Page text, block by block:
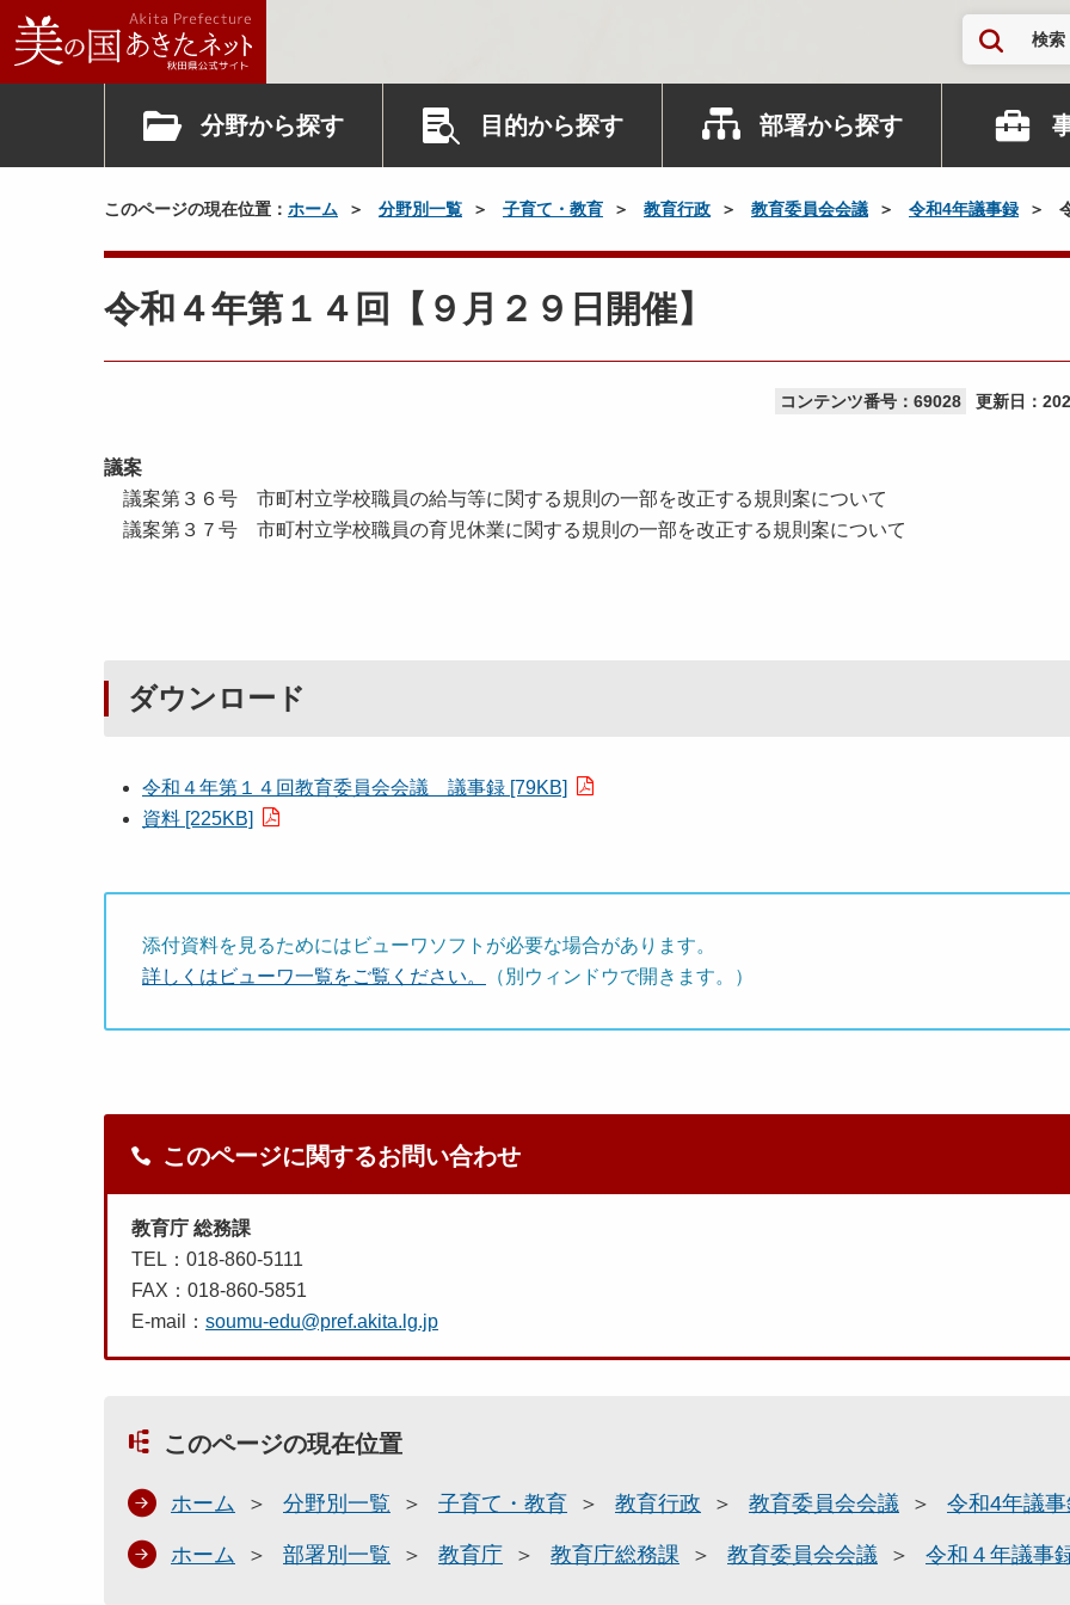
検索
分野から探す 目的から探す 部署から探す
このページの現在位置： ホーム 分野別一覧 子育て・教育 教育行政 教育委員会会議 令和4年議事録
令和４年第１４回【９月２９日開催】
コンテンツ番号：69028 更新日：
議案
議案第３６号 市町村立学校職員の給与等に関する規則の一部を改正する規則案について
議案第３７号 市町村立学校職員の育児休業に関する規則の一部を改正する規則案について
ダウンロード
令和４年第１４回教育委員会会議 議事録 [79KB]
資料 [225KB]
添付資料を見るためにはビューワソフトが必要な場合があります。
詳しくはビューワ一覧をご覧ください。
（別ウィンドウで開きます。）
このページに関するお問い合わせ
教育庁 総務課
TEL：018-860-5111
FAX：018-860-5851
E-mail： soumu-edu@pref.akita.lg.jp
このページの現在位置
ホーム 分野別一覧 子育て・教育 教育行政 教育委員会会議 令和4年議
ホーム 部署別一覧 教育庁 教育庁総務課 教育委員会会議 令和４年議事